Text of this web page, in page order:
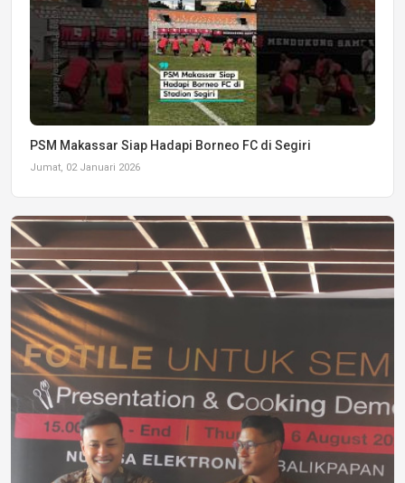
PSM Makassar Siap Hadapi Borneo FC di Segiri
Jumat, 02 Januari 2026